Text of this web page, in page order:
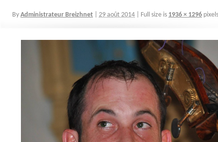
By Administrateur Breizhnet 29 août 2014 Full size is 1936 × 1296 pixels